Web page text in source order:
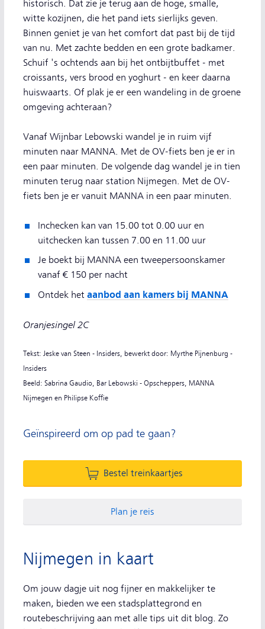
historisch. Dat zie je terug aan de hoge, smalle,
witte kozijnen, die het pand iets sierlijks geven.
Binnen geniet je van het comfort dat past bij de tijd
van nu. Met zachte bedden en een grote badkamer.
Schuif 's ochtends aan bij het ontbijtbuffet - met
croissants, vers brood en yoghurt - en keer daarna
huiswaarts. Of plak je er een wandeling in de groene
omgeving achteraan?
Vanaf Wijnbar Lebowski wandel je in ruim vijf
minuten naar MANNA. Met de OV-fiets ben je er in
een paar minuten. De volgende dag wandel je in tien
minuten terug naar station Nijmegen. Met de OV-
fiets ben je er vanuit MANNA in een paar minuten.
Inchecken kan van 15.00 tot 0.00 uur en
uitchecken kan tussen 7.00 en 11.00 uur
Je boekt bij MANNA een tweepersoonskamer
vanaf € 150 per nacht
Ontdek het aanbod aan kamers bij MANNA
Oranjesingel 2C
Tekst: Jeske van Steen - Insiders, bewerkt door: Myrthe Pijnenburg -
Insiders
Beeld: Sabrina Gaudio, Bar Lebowski - Opscheppers, MANNA
Nijmegen en Philipse Koffie
Geïnspireerd om op pad te gaan?
Bestel treinkaartjes
Plan je reis
Nijmegen in kaart
Om jouw dagje uit nog fijner en makkelijker te
maken, bieden we een stadsplattegrond en
routebeschrijving aan met alle tips uit dit blog. Zo